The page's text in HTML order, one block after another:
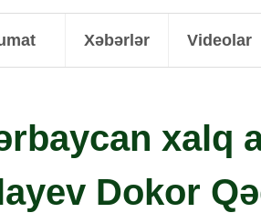
Xəbərlər Videolar
xalq
Dokor